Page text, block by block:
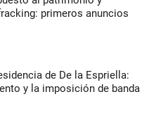
primeros anuncios
de De la Espriella:
y la imposición de banda